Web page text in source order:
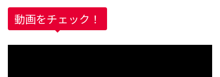
動画をチェック！